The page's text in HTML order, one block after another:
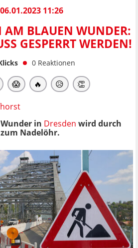
06.01.2023 11:26
AM BLAUEN WUNDER:
GESPERRT WERDEN!
0 Reaktionen
😱 🔥 😥 👏
in Dresden wird durch
Nadelöhr.